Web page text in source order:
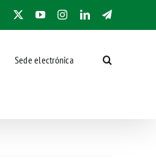
Facebook YouTubeInstagramLinkedInTelegram
Sede electrónica